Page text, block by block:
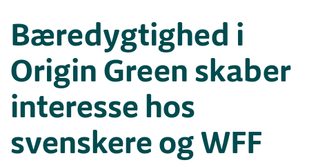
Bæredygtighed i
Origin Green skaber
interesse hos
svenskere og WFF